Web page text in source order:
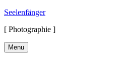
Skip
content
Seelenfänger
[ Photographie ]
Menu